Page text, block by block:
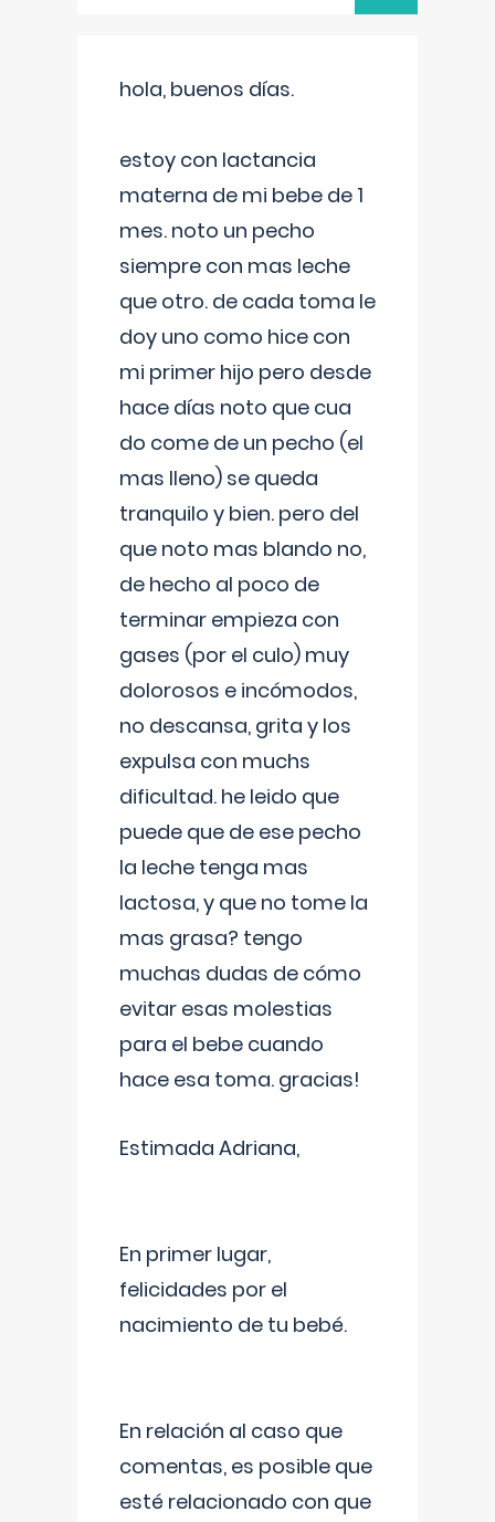
hola, buenos días.
estoy con lactancia
materna de mi bebe de 1
mes. noto un pecho
siempre con mas leche
que otro. de cada toma le
doy uno como hice con
mi primer hijo pero desde
hace días noto que cua
do come de un pecho (el
mas lleno) se queda
tranquilo y bien. pero del
que noto mas blando no,
de hecho al poco de
terminar empieza con
gases (por el culo) muy
dolorosos e incómodos,
no descansa, grita y los
expulsa con muchs
dificultad. he leido que
puede que de ese pecho
la leche tenga mas
lactosa, y que no tome la
mas grasa? tengo
muchas dudas de cómo
evitar esas molestias
para el bebe cuando
hace esa toma. gracias!
Estimada Adriana,
En primer lugar,
felicidades por el
nacimiento de tu bebé.
En relación al caso que
comentas, es posible que
esté relacionado con que